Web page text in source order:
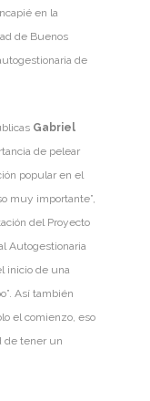
en la
de Buenos
de
Gabriel
de pelear
popular en el
muy importante”,
del Proyecto
Autogestionaria
inicio de una
Así también
el comienzo, eso
de tener un